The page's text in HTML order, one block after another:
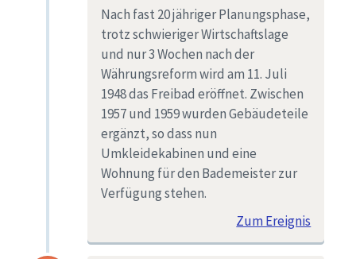
Nach fast 20 jähriger Planungsphase,
trotz schwieriger Wirtschaftslage
und nur 3 Wochen nach der
Währungsreform wird am 11. Juli
1948 das Freibad eröffnet. Zwischen
1957 und 1959 wurden Gebäudeteile
ergänzt, so dass nun
Umkleidekabinen und eine
Wohnung für den Bademeister zur
Verfügung stehen.
Zum Ereignis